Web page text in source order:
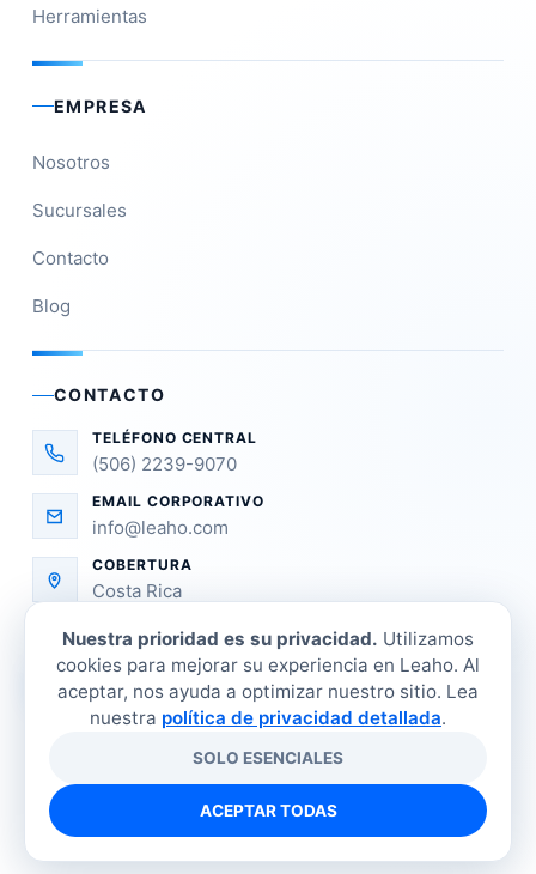
Herramientas
EMPRESA
Nosotros
Sucursales
Contacto
Blog
CONTACTO
TELÉFONO CENTRAL
(506) 2239-9070
EMAIL CORPORATIVO
info@leaho.com
COBERTURA
Costa Rica
LEAHO Refrigeración Industrial. Todos los
derechos reservados.
Tienda
Contacto Política de privacidad
Nuestra prioridad es su privacidad. Utilizamos
cookies para mejorar su experiencia en Leaho. Al
aceptar, nos ayuda a optimizar nuestro sitio. Lea
nuestra política de privacidad detallada.
SOLO ESENCIALES
ACEPTAR TODAS